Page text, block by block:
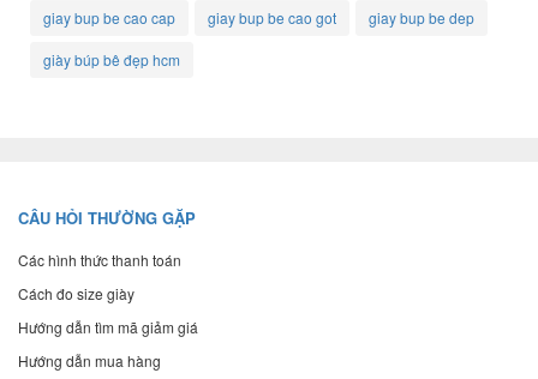
giay bup be cao cap giay bup be cao got giay bup be dep
giày búp bê đẹp hcm
CÂU HỎI THƯỜNG GẶP
Các hình thức thanh toán
Cách đo size giày
Hướng dẫn tìm mã giảm giá
Hướng dẫn mua hàng